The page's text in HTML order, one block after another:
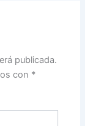
publicada.
con *